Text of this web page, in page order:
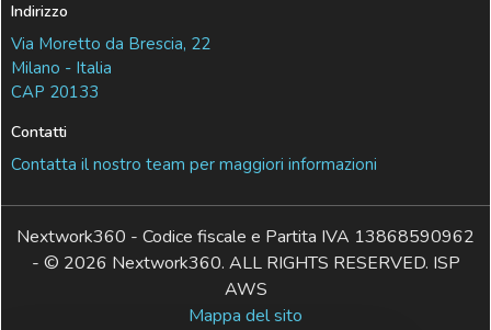
Indirizzo
Via Moretto da Brescia, 22
Milano - Italia
CAP 20133
Contatti
Contatta il nostro team per maggiori informazioni
Nextwork360 - Codice fiscale e Partita IVA 13868590962
- © 2026 Nextwork360. ALL RIGHTS RESERVED. ISP
AWS
Mappa del sito